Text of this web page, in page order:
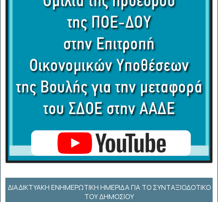
ΔΙΑΔΙΚΤΥΑΚΉ ΕΝΗΜΕΡΩΤΙΚΉ ΗΜΕΡΊΔΑ ΓΙΑ ΤΟ ΣΥΝΤΑΞΙΟΔΟΤΙΚΌ
ΤΟΥ ΔΗΜΟΣΊΟΥ